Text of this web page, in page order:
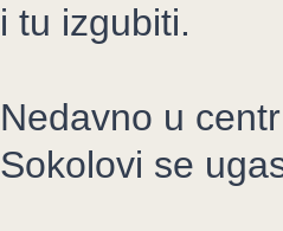
i tu izgubiti.
Nedavno u
Sokolovi se